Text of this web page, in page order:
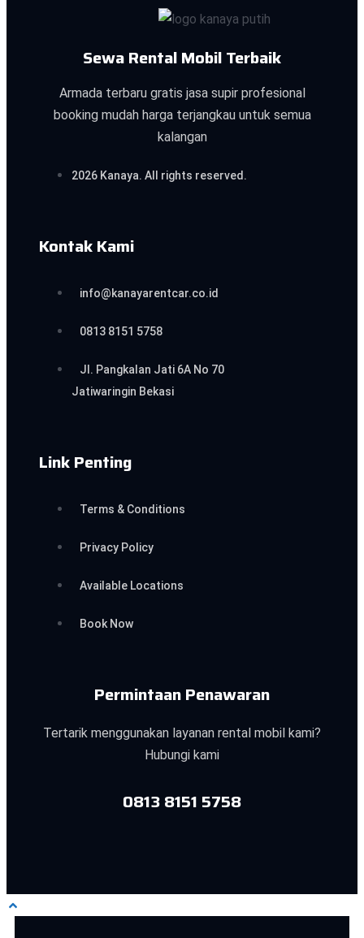
Sewa Rental Mobil Terbaik
Armada terbaru gratis jasa supir profesional
booking mudah harga terjangkau untuk semua
kalangan
2026 Kanaya. All rights reserved.
Kontak Kami
info@kanayarentcar.co.id
0813 8151 5758
Jl. Pangkalan Jati 6A No 70
Jatiwaringin Bekasi
Link Penting
Terms & Conditions
Privacy Policy
Available Locations
Book Now
Permintaan Penawaran
Tertarik menggunakan layanan rental mobil kami?
Hubungi kami
0813 8151 5758